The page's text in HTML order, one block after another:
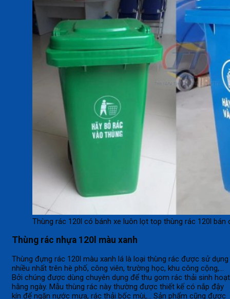
Thùng rác 120l có bánh xe luôn lọt top thùng rác 120l bán
Thùng rác nhựa 120l màu xanh
Thùng đựng rác 120l màu xanh lá là loại thùng rác được sử dụng
nhiều nhất trên hè phố, công viên, trường học, khu công cộng,…
Bởi chúng được dùng chuyên dụng để thu gom rác thải sinh hoạt
hằng ngày. Mẫu thùng rác này thường được thiết kế có nắp đậy
kín để ngăn nước mưa, rác thải bốc mùi,… Sản phẩm cũng được